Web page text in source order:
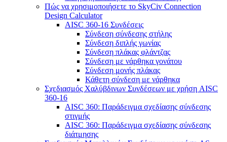
Πώς να χρησιμοποιήσετε το SkyCiv Connection
Design Calculator
AISC 360-16 Συνδέσεις
Σύνδεση σύνδεσης στήλης
Σύνδεση διπλής γωνίας
Σύνδεση πλάκας φλάντζας
Σύνδεση με νάρθηκα γονάτου
Σύνδεση μονής πλάκας
Κάθετη σύνδεση με νάρθηκα
Σχεδιασμός Χαλύβδινων Συνδέσεων με χρήση AISC
360-16
AISC 360: Παράδειγμα σχεδίασης σύνδεσης
στιγμής
AISC 360: Παράδειγμα σχεδίασης σύνδεσης
διάτμησης